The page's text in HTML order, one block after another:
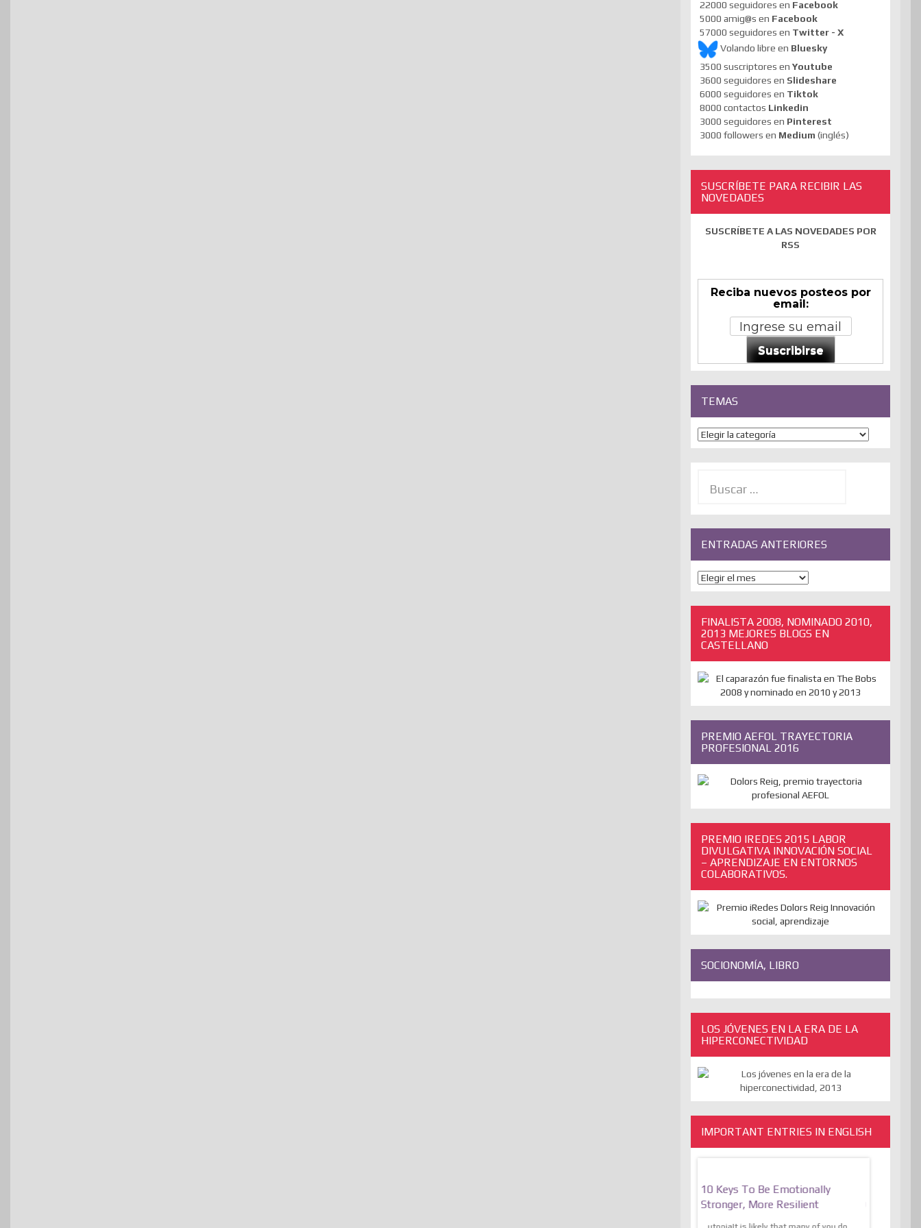
22000 seguidores en Facebook
5000 amig@s en Facebook
57000 seguidores en Twitter - X
Volando libre en Bluesky
3500 suscriptores en Youtube
3600 seguidores en Slideshare
6000 seguidores en Tiktok
8000 contactos Linkedin
3000 seguidores en Pinterest
3000 followers en Medium (inglés)
SUSCRÍBETE PARA RECIBIR LAS
NOVEDADES
SUSCRÍBETE A LAS NOVEDADES POR
RSS
Reciba nuevos posteos por
email:
Suscribirse
TEMAS
Temas
ENTRADAS ANTERIORES
ENTRADAS
ANTERIORES
FINALISTA 2008, NOMINADO 2010,
2013 MEJORES BLOGS EN
CASTELLANO
PREMIO AEFOL TRAYECTORIA
PROFESIONAL 2016
PREMIO IREDES 2015 LABOR
DIVULGATIVA INNOVACIÓN SOCIAL
– APRENDIZAJE EN ENTORNOS
COLABORATIVOS.
SOCIONOMÍA, LIBRO
LOS JÓVENES EN LA ERA DE LA
HIPERCONECTIVIDAD
IMPORTANT ENTRIES IN ENGLISH
10 Keys To Be Emotionally
Stronger, More Resilient